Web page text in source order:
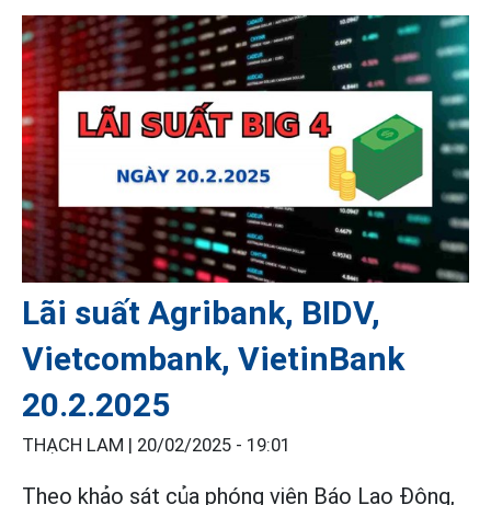
Lãi suất Agribank, BIDV,
Vietcombank, VietinBank
20.2.2025
THẠCH LAM | 20/02/2025 - 19:01
Theo khảo sát của phóng viên Báo Lao Động,